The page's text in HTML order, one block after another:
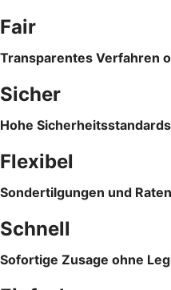
Fair
Transparentes Verfahren
Sicher
Hohe
Flexibel
Sondertilgungen und
Schnell
Sofortige Zusage ohne